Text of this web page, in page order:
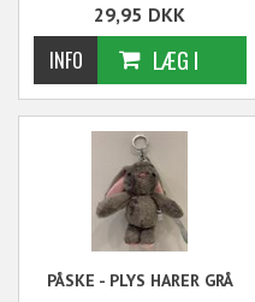
29,95 DKK
PÅSKE - PLYS HARER GRÅ